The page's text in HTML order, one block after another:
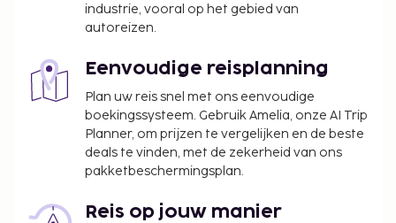
industrie, vooral op het gebied van
autoreizen.
Eenvoudige reisplanning
Plan uw reis snel met ons eenvoudige
boekingssysteem. Gebruik Amelia, onze AI Trip
Planner, om prijzen te vergelijken en de beste
deals te vinden, met de zekerheid van ons
pakketbeschermingsplan.
Reis op jouw manier